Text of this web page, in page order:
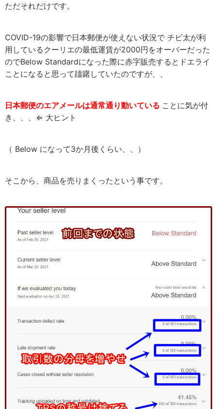
ただそれだけです。
COVID-19の影響で日本郵便が使えない状況で チビ太が利
用しているクーリエの最低運賃が2000円をオーバーだった
のでBelow Standardになった際に赤字販売するとドエライ
ことになると思って躊躇していたのですが、、
日本郵便のエアメールは通常通り動いている ことに気が付
き、、、⇐ 大ヒント
（ Below になって3か月後くらい、、）
そこから、商品を売りまくったという事です。